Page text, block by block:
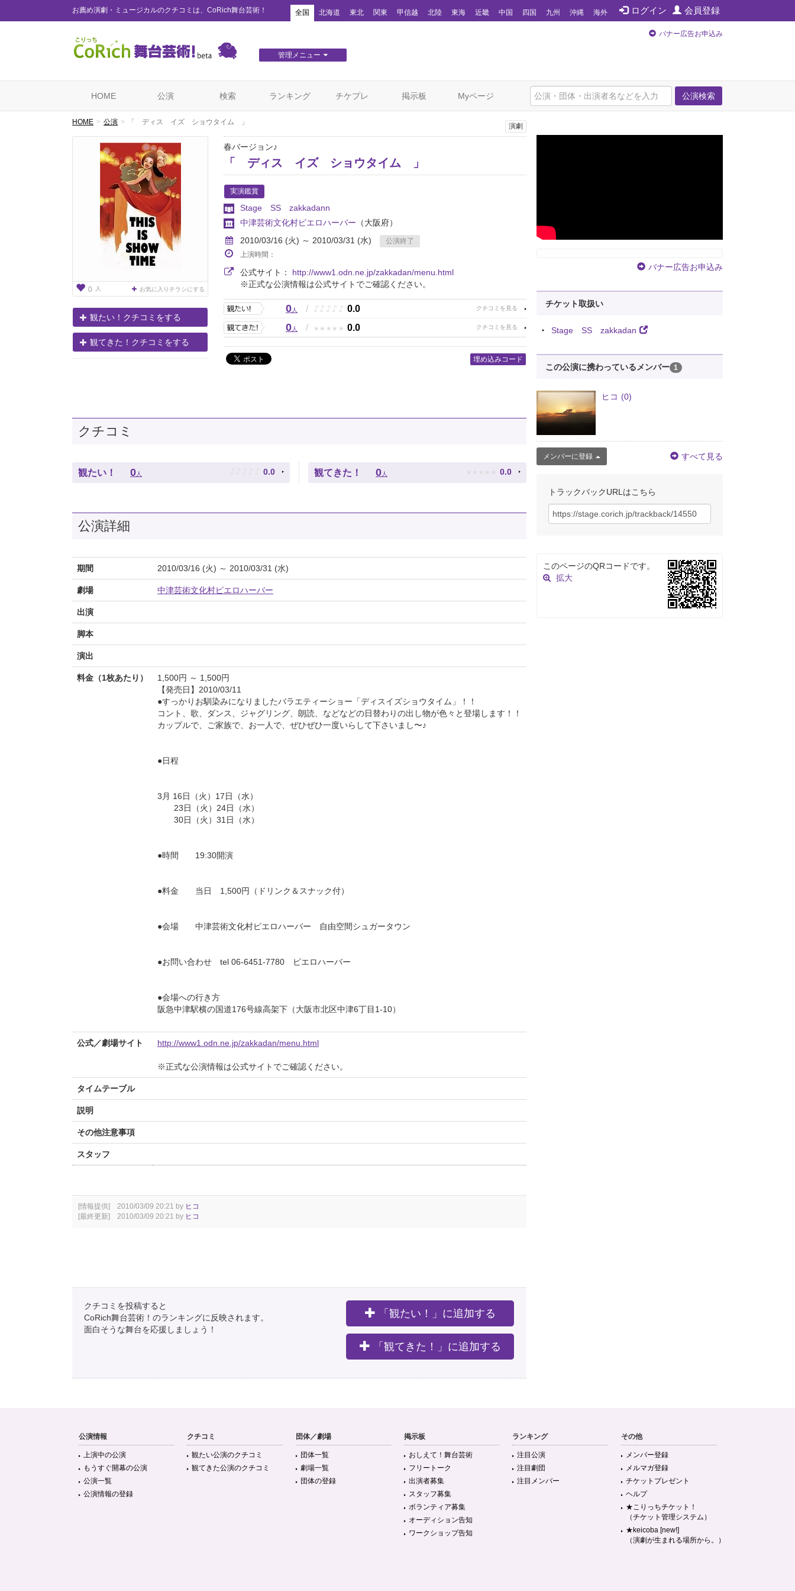
お薦め演劇・ミュージカルのクチコミは、CoRich舞台芸術！ ログイン 会員登録
全国 北海道 東北 関東 甲信越 北陸 東海 近畿 中国 四国 九州 沖縄 海外
管理メニュー
バナー広告お申込み
公演検索
HOME 公演 検索 ランキング チケプレ 掲示板 Myページ
HOME 公演 「 ディス イズ ショウタイム 」
0 人 お気に入りチラシにする
観たい！クチコミをする
観てきた！クチコミをする
演劇
春バージョン♪
「 ディス イズ ショウタイム 」
実演鑑賞
Stage SS zakkadann
中津芸術文化村ピエロハーバー （大阪府）
2010/03/16 (火) ～ 2010/03/31 (水)
公演終了
上演時間：
公式サイト： http://www1.odn.ne.jp/zakkadan/menu.html
※正式な公演情報は公式サイトでご確認ください。
0人 / ♪ ♪ ♪ ♪ ♪ 0.0
0人 / ★ ★ ★ ★ ★ 0.0
埋め込みコード
クチコミ
観たい！ 0 人 ♪ ♪ ♪ ♪ ♪ 0.0 観てきた！ 0 人 ★ ★ ★ ★ ★ 0.0
公演詳細
期間 2010/03/16 (火) ～ 2010/03/31 (水)
劇場 中津芸術文化村ピエロハーバー
出演
脚本
演出
料金（1枚あたり）
1,500円 ～ 1,500円
【発売日】2010/03/11
●すっかりお馴染みになりましたバラエティーショー「ディスイズショウタイム」！！
コント、歌、ダンス、ジャグリング、朗読、などなどの日替わりの出し物が色々と登場します！！
カップルで、ご家族で、お一人で、ぜひぜひ一度いらして下さいまし〜♪
●日程
3月 16日（火）17日（水）
23日（火）24日（水）
30日（火）31日（水）
●時間 19:30開演
●料金 当日 1,500円（ドリンク＆スナック付）
●会場 中津芸術文化村ピエロハーバー 自由空間シュガータウン
●お問い合わせ tel 06-6451-7780 ピエロハーバー
●会場への行き方
阪急中津駅横の国道176号線高架下（大阪市北区中津6丁目1-10）
公式／劇場サイト http://www1.odn.ne.jp/zakkadan/menu.html
※正式な公演情報は公式サイトでご確認ください。
タイムテーブル
説明
その他注意事項
スタッフ
[情報提供] 2010/03/09 20:21 by ヒコ
[最終更新] 2010/03/09 20:21 by ヒコ
クチコミを投稿すると
CoRich舞台芸術！のランキングに反映されます。
面白そうな舞台を応援しましょう！
「観たい！」に追加する
「観てきた！」に追加する
バナー広告お申込み
チケット取扱い
Stage SS zakkadan
この公演に携わっているメンバー 1
ヒコ (0)
メンバーに登録 すべて見る
トラックバックURLはこちら
このページのQRコードです。
拡大
公演情報
上演中の公演
もうすぐ開幕の公演
公演一覧
公演情報の登録
クチコミ
観たい公演のクチコミ
観てきた公演のクチコミ
団体／劇場
団体一覧
劇場一覧
団体の登録
掲示板
おしえて！舞台芸術
フリートーク
出演者募集
スタッフ募集
ボランティア募集
オーディション告知
ワークショップ告知
ランキング
注目公演
注目劇団
注目メンバー
その他
メンバー登録
メルマガ登録
チケットプレゼント
ヘルプ
★こりっちチケット！
（チケット管理システム）
★keicoba [new!]
（演劇が生まれる場所から。）